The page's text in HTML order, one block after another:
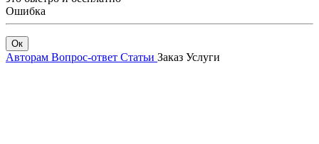
Ошибка
Ок
Авторам Вопрос-ответ Статьи Заказ Услуги